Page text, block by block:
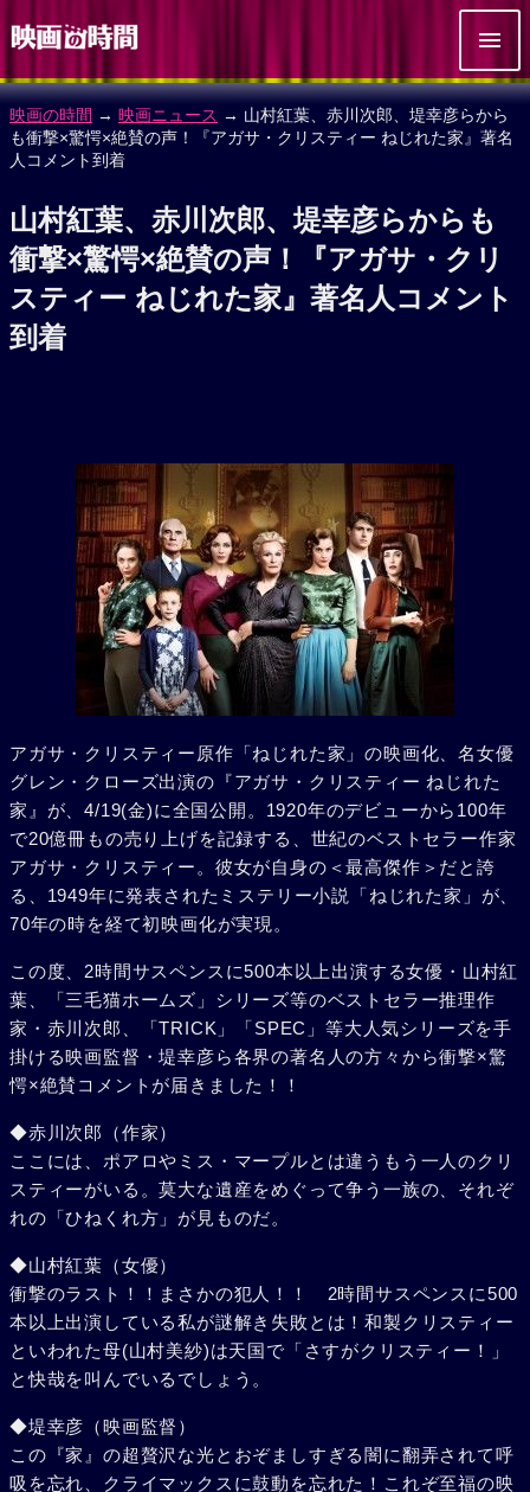
映画の時間 → 映画ニュース → 山村紅葉、赤川次郎、堤幸彦らから
も衝撃×驚愕×絶賛の声！『アガサ・クリスティー ねじれた家』著名
人コメント到着
山村紅葉、赤川次郎、堤幸彦らからも
衝撃×驚愕×絶賛の声！『アガサ・クリ
スティー ねじれた家』著名人コメント
到着
アガサ・クリスティー原作「ねじれた家」の映画化、名女優
グレン・クローズ出演の『アガサ・クリスティー ねじれた
家』が、4/19(金)に全国公開。1920年のデビューから100年
で20億冊もの売り上げを記録する、世紀のベストセラー作家
アガサ・クリスティー。彼女が自身の＜最高傑作＞だと誇
る、1949年に発表されたミステリー小説「ねじれた家」が、
70年の時を経て初映画化が実現。
この度、2時間サスペンスに500本以上出演する女優・山村紅
葉、「三毛猫ホームズ」シリーズ等のベストセラー推理作
家・赤川次郎、「TRICK」「SPEC」等大人気シリーズを手
掛ける映画監督・堤幸彦ら各界の著名人の方々から衝撃×驚
愕×絶賛コメントが届きました！！
◆赤川次郎（作家）
ここには、ポアロやミス・マープルとは違うもう一人のクリ
スティーがいる。莫大な遺産をめぐって争う一族の、それぞ
れの「ひねくれ方」が見ものだ。
◆山村紅葉（女優）
衝撃のラスト！！まさかの犯人！！ 2時間サスペンスに500
本以上出演している私が謎解き失敗とは！和製クリスティー
といわれた母(山村美紗)は天国で「さすがクリスティー！」
と快哉を叫んでいるでしょう。
◆堤幸彦（映画監督）
この『家』の超贅沢な光とおぞましすぎる闇に翻弄されて呼
吸を忘れ、クライマックスに鼓動を忘れた！これぞ至福の映